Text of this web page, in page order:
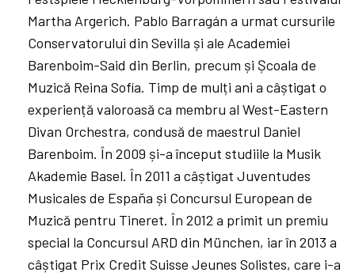
Martha Argerich. Pablo Barragán a urmat cursurile
Conservatorului din Sevilla și ale Academiei
Barenboim-Said din Berlin, precum și Școala de
Muzică Reina Sofía. Timp de mulți ani a câștigat o
experiență valoroasă ca membru al West-Eastern
Divan Orchestra, condusă de maestrul Daniel
Barenboim. În 2009 și-a început studiile la Musik
Akademie Basel. În 2011 a câștigat Juventudes
Musicales de España și Concursul European de
Muzică pentru Tineret. În 2012 a primit un premiu
special la Concursul ARD din München, iar în 2013 a
câștigat Prix Credit Suisse Jeunes Solistes, care i-a